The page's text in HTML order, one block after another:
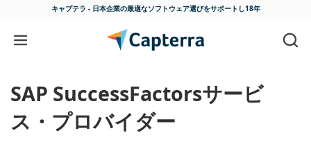
キャプテラ - 日本企業の最適なソフトウェア選びをサポートし18年
コンテンツに移動
SAP SuccessFactorsサービ
ス・プロバイダー